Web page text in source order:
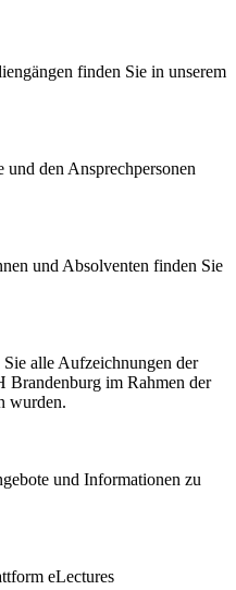
finden Sie in unserem
den Ansprechpersonen
und Absolventen finden Sie
alle Aufzeichnungen der
Brandenburg im Rahmen der
wurden.
und Informationen zu
eLectures